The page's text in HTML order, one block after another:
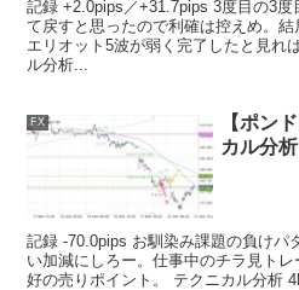
記録 +2.0pips／+31.7pips 3度目の3
て戻すと思ったので利確は控えめ。
エリオット5波が弱く完了したと見れ
ル分析...
FX
【ポン
カル分
記録 -70.0pips お馴染み課題の負けパ
い加減にしろー。仕事中のチラ見ト
好の売りポイント。 テクニカル分析